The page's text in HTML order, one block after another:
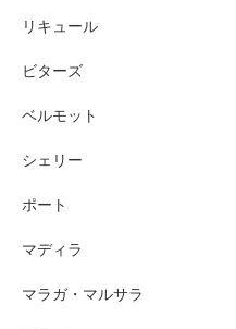
リキュール
ビターズ
ベルモット
シェリー
ポート
マディラ
マラガ・マルサラ